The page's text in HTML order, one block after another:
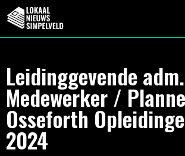
Leidinggevende adm.
Medewerker /
Osseforth
2024